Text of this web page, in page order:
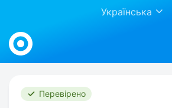
Українська
Work.ua
Перевірено